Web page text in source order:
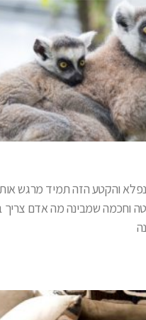
נפלא והקטע הזה תמיד מרגש
וחכמה שמבינה מה אדם צריך